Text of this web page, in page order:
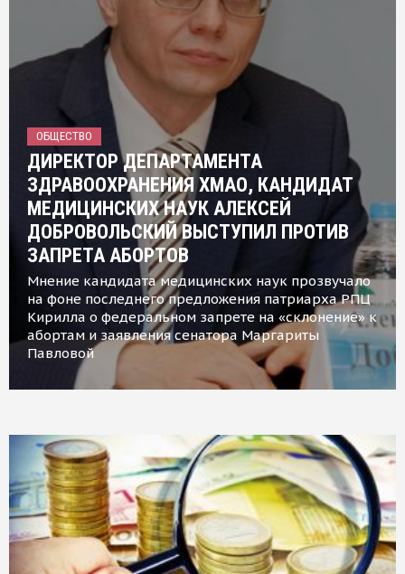
ОБЩЕСТВО
ДИРЕКТОР ДЕПАРТАМЕНТА
ЗДРАВООХРАНЕНИЯ ХМАО, КАНДИДАТ
МЕДИЦИНСКИХ НАУК АЛЕКСЕЙ
ДОБРОВОЛЬСКИЙ ВЫСТУПИЛ ПРОТИВ
ЗАПРЕТА АБОРТОВ
Мнение кандидата медицинских наук прозвучало
на фоне последнего предложения патриарха РПЦ
Кирилла о федеральном запрете на «склонение» к
абортам и заявления сенатора Маргариты
Павловой